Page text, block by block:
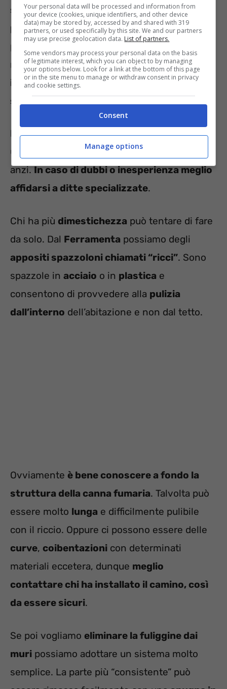
scaldare in tutta sicurezza, dobbiamo
pulire la canna fumaria, e già che ci siamo
potremmo completare il
restyling
muri. Non è difficile, infatti, chele zone
intorno al camino diventino nerastre e più
sporche rispetto alle altre
Pulire la canna fumaria del caminettonon è
un’operazione da eseguire con
anzi.In caso di dubbi o inesperienza meglio
affidarsi a ditte specializzate.
Chi ha più dimestichezza può tentare di fare
da solo. Dal Ferramenta possiamo degli
appositi spazzoloni chiamati “ricci”. Sono
spazzole in acciaio o in plastica e
consentono di provvedere alla pulizia
dall’interno dell’abitazione e non dal tetto.
Ovviamente è bene conoscere a fondo la
struttura della canna fumaria. Talvolta può
essere molto lunga e difficilmente pulibile
con il riccio. Oppure ci possono essere delle
curve, coibentazioni con determinati
materiali eccetera, dunque meglio
contattare chi ha installato il camino, così
da essere sicuri.
Se poi vogliamo eliminare la fuliggine dai
muri possiamo adottare un sistema molto
semplice. La parte più “consistente” può
Your personal data will be processed and information from
your device (cookies, unique identifiers, and other device
data) may be stored by, accessed by and shared with 319
partners, or used specifically by this site. We and our partners
may use precise geolocation data. List of partners.
Some vendors may process your personal data on the basis
of legitimate interest, which you can object to by managing
your options below. Look for a link at the bottom of this page
or in the site menu to manage or withdraw consent in privacy
and cookie settings.
Consent
Manage options